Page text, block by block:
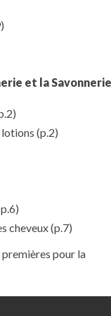
et la Savonnerie
lotions (p.2)
cheveux(p.7)
pour la